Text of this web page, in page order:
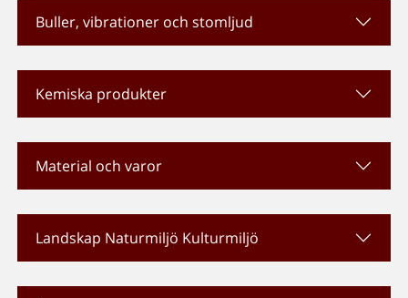
Buller, vibrationer och stomljud
Kemiska produkter
Material och varor
Landskap Naturmiljö Kulturmiljö